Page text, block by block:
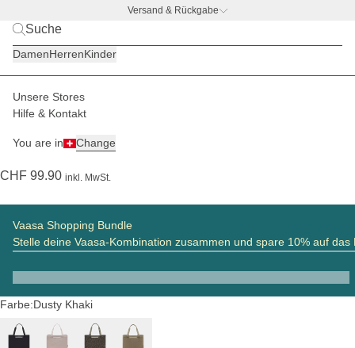
Versand & Rückgabe
DamenHerrenKinder
Unsere Stores
Hilfe & Kontakt
You are in Change
Damen Körbe
CHF 99.90 inkl. MwSt.
Vaasa Shopping Bundle
Stelle deine Vaasa-Kombination zusammen und spare 10% auf das
Farbe:Dusty Khaki